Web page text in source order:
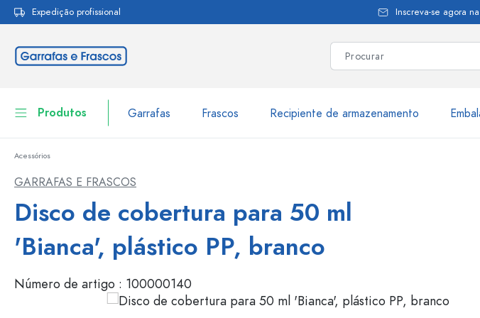
Saltar para a navegação principal
Expedição profissional Inscreva-se agora
Produtos Garrafas Frascos Recipiente de armazenamento
Frascos
Louça de mesa
Embalagens cosméticas
Garrafas WECK
Garrafas com tampa mecânica
Frascos de pulverização
Acessórios
GARRAFAS E FRASCOS
Disco de cobertura para 50 ml
'Bianca', plástico PP, branco
Número de artigo : 100000140